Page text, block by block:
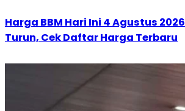
Harga BBM Hari Ini 4 Agustus
Turun, Cek Daftar Harga Terbaru